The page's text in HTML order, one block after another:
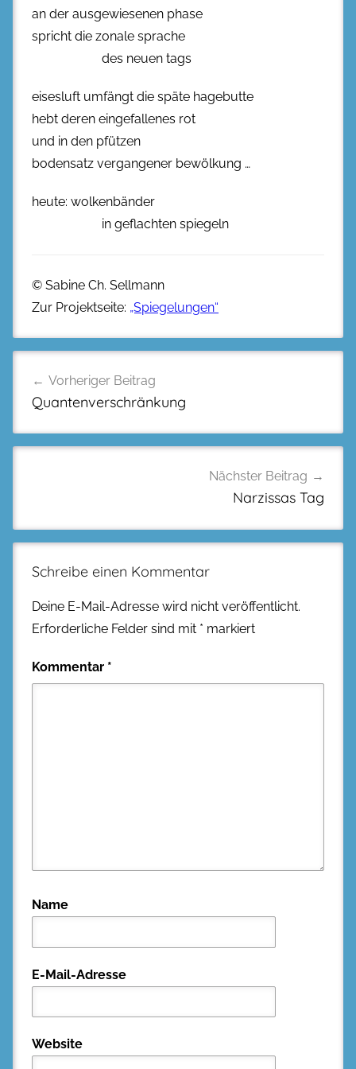
an der ausgewiesenen phase
spricht die zonale sprache
des neuen tags
eisesluft umfängt die späte hagebutte
hebt deren eingefallenes rot
und in den pfützen
bodensatz vergangener bewölkung …
heute: wolkenbänder
in geflachten spiegeln
© Sabine Ch. Sellmann
Zur Projektseite: „Spiegelungen“
Vorheriger Beitrag
Quantenverschränkung
Nächster Beitrag
Narzissas Tag
Schreibe einen Kommentar
Deine E-Mail-Adresse wird nicht veröffentlicht.
Erforderliche Felder sind mit * markiert
Kommentar *
Name
E-Mail-Adresse
Website